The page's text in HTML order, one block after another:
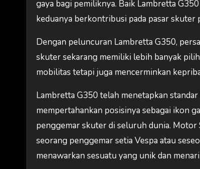
gaya bagi pemiliknya. Baik Lambretta
keduanya berkontribusi pada pasar skuter
Dengan peluncuran Lambretta G350,
skuter sekarang memiliki lebih banyak
mobilitas tetapi juga mencerminkan
Lambretta G350 telah menetapkan
mempertahankan posisinya sebagai ikon
penggemar skuter di seluruh dunia. Motor
seorang penggemar setia Vespa atau
menawarkan sesuatu yang unik dan